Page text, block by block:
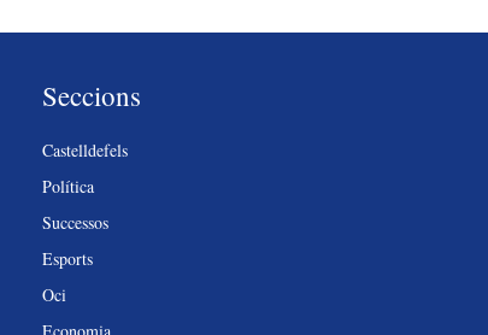
Seccions
Castelldefels
Política
Successos
Esports
Oci